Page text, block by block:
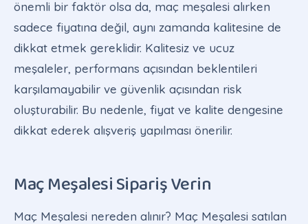
önemli bir faktör olsa da, maç meşalesi alırken
sadece fiyatına değil, aynı zamanda kalitesine de
dikkat etmek gereklidir. Kalitesiz ve ucuz
meşaleler, performans açısından beklentileri
karşılamayabilir ve güvenlik açısından risk
oluşturabilir. Bu nedenle, fiyat ve kalite dengesine
dikkat ederek alışveriş yapılması önerilir.
Maç Meşalesi Sipariş Verin
Maç Meşalesi nereden alınır? Maç Meşalesi satılan